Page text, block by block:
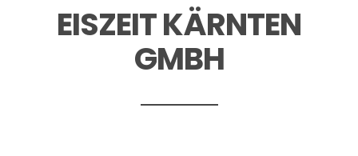
EISZEIT KÄRNTEN
GMBH